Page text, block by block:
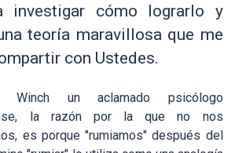
investigar cómo lograrlo y
teoría maravillosa que me
con Ustedes.
Winch un aclamado psicólogo
la razón por la que no nos
es porque "rumiamos" después del